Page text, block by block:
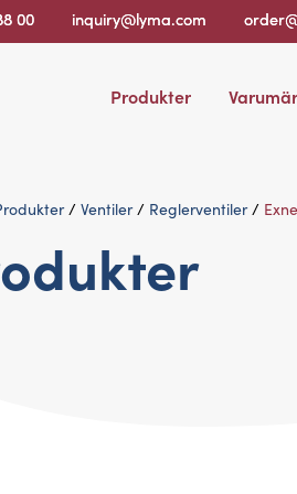
00 inquiry@lyma.com
Produkter
/Ventiler/ Reglerventiler/